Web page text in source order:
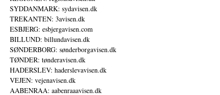
SYDDANMARK: sydavisen.dk
TREKANTEN: 3avisen.dk
ESBJERG: esbjergavisen.com
BILLUND: billundavisen.dk
SØNDERBORG: sønderborgavisen.dk
TØNDER: tønderavisen.dk
HADERSLEV: haderslevavisen.dk
VEJEN: vejenavisen.dk
AABENRAA: aabenraaavisen.dk